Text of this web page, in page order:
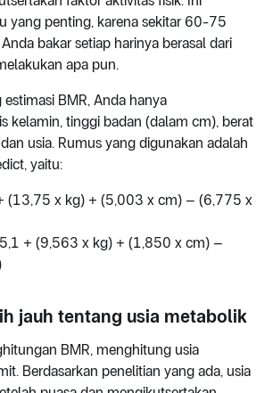
yang penting, karena sekitar 60-75
bakar setiap harinya berasal dari
apa pun.
BMR, Anda hanya
kelamin, tinggi badan (dalam cm), berat
usia. Rumus yang digunakan adalah
yaitu:
(13,75 x kg) + (5,003 x cm) – (6,775 x
+ (9,563 x kg) + (1,850 x cm) –
jauh tentang usia metabolik
BMR, menghitung usia
Berdasarkan penelitian yang ada, usia